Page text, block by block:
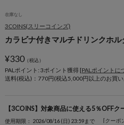
在庫なし
3COINS(スリーコインズ)
カラビナ付きマルチドリンクホル
¥330（税込）
PALポイント: 3ポイント獲得 [PALポイントに
送料(税込)：770円(税込5,000円以上のお買
【3COINS】対象商品に使える5％OFFク
使用期限： 2026/08/16 (日) 23:59まで [クーポ